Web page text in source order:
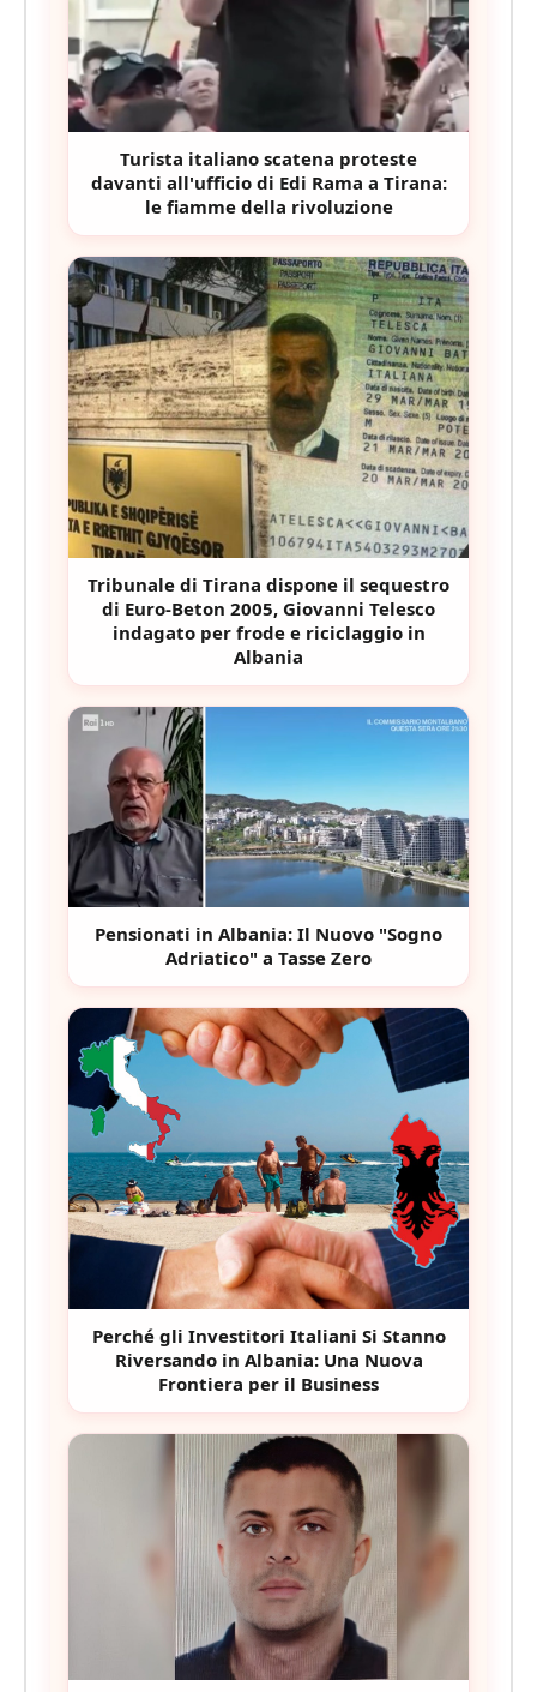
Turista italiano scatena proteste
davanti all'ufficio di Edi Rama a Tirana:
le fiamme della rivoluzione
Tribunale di Tirana dispone il sequestro
di Euro-Beton 2005, Giovanni Telesco
indagato per frode e riciclaggio in
Albania
Pensionati in Albania: Il Nuovo "Sogno
Adriatico" a Tasse Zero
Perché gli Investitori Italiani Si Stanno
Riversando in Albania: Una Nuova
Frontiera per il Business